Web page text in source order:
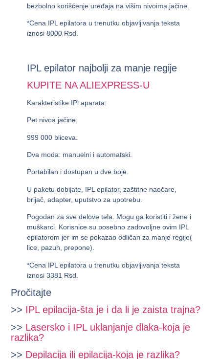
bezbolno korišćenje uređaja na višim nivoima jačine.
*Cena IPL epilatora u trenutku objavljivanja teksta
iznosi 8000 Rsd.
IPL epilator najbolji za manje regije
KUPITE NA ALIEXPRESS-U
Karakteristike IPl aparata:
Pet nivoa jačine.
999 000 bliceva.
Dva moda: manuelni i automatski.
Portabilan i dostupan u dve boje.
U paketu dobijate, IPL epilator, zaštitne naočare,
brijač, adapter, uputstvo za upotrebu.
Pogodan za sve delove tela. Mogu ga koristiti i žene i
muškarci. Korisnice su posebno zadovoljne ovim IPL
epilatorom jer im se pokazao odličan za manje regije(
lice, pazuh, prepone).
*Cena IPL epilatora u trenutku objavljivanja teksta
iznosi 3381 Rsd.
Pročitajte
>> IPL epilacija-šta je i da li je zaista trajna?
>> Lasersko i IPL uklanjanje dlaka-koja je
razlika?
>> Depilacija ili epilacija-koja je razlika?